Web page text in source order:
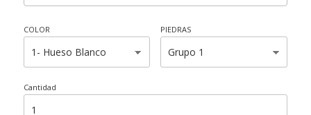
COLOR PIEDRAS
Cantidad